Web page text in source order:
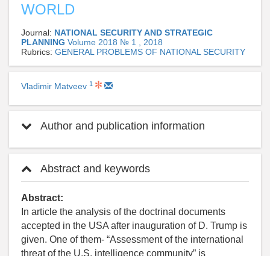
WORLD
Journal: NATIONAL SECURITY AND STRATEGIC
PLANNING Volume 2018 № 1 , 2018
Rubrics: GENERAL PROBLEMS OF NATIONAL SECURITY
Vladimir Matveev 1
Author and publication information
Abstract and keywords
Abstract:
In article the analysis of the doctrinal documents
accepted in the USA after inauguration of D. Trump is
given. One of them- “Assessment of the international
threat of the U.S. intelligence community” is